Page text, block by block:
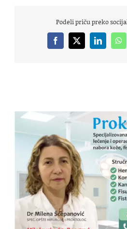
Podeli priču preko
Facebook
X LinkedIn